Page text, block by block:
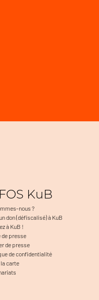
KuB
nous ?
don (défiscalisé) à KuB
à KuB !
de presse
de presse
de confidentialité
la carte